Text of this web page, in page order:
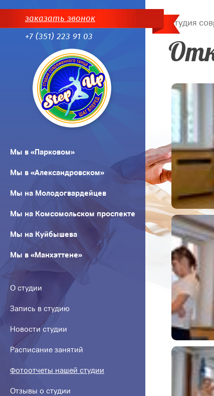
заказать звонок
+7 (351) 223 91 03
Мы в «Парковом»
Мы в «Александровском»
Мы на Молодогвардейцев
Мы на Комсомольском проспекте
Мы на Куйбышева
Мы в «Манхэттене»
О студии
Запись в студию
Новости студии
Расписание занятий
Фотоотчеты нашей студии
Отзывы о студии
Студия